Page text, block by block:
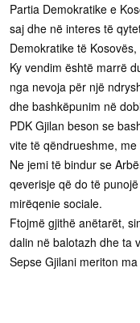
Partia Demokratike e
saj dhe në interes të
Demokratike të
Ky vendim është marrë
nga nevoja për një
dhe bashkëpunim në
PDK Gjilan beson se
vite të qëndrueshme,
Ne jemi të bindur se
qeverisje që do të
mirëqenie sociale.
Ftojmë gjithë anëtarët,
dalin në balotazh dhe ta
Sepse Gjilani meriton